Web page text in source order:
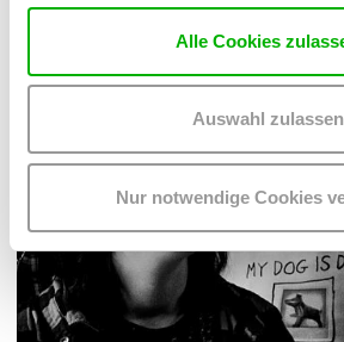
Alle Cookies
Auswahl zulassen
Nur notwendige Cookies